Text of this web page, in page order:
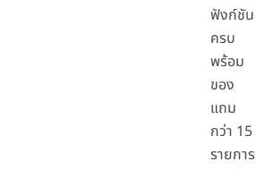
ฟังก์ชัน
ครบ
พร้อม
ของ
แถม
กว่า 15
รายการ